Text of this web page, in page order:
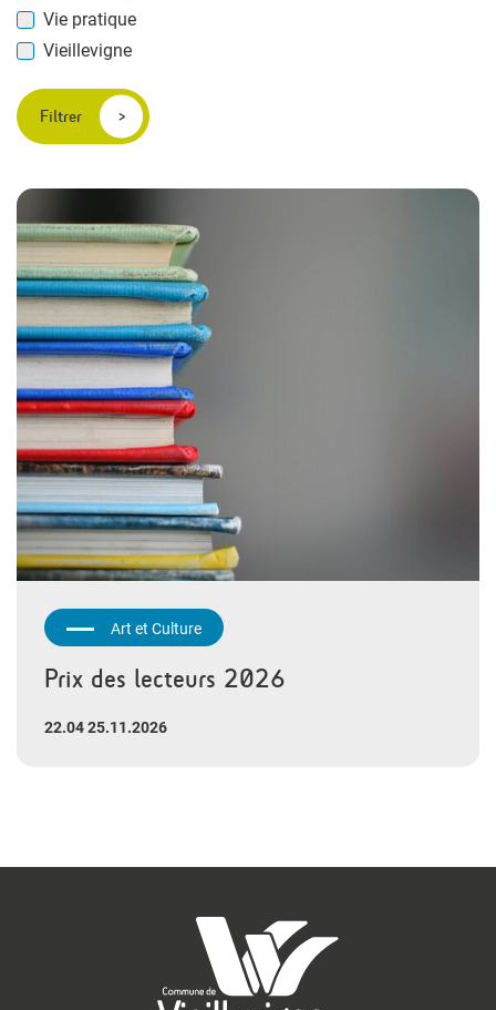
Vie pratique
Vieillevigne
Filtrer
Art et Culture
Prix des lecteurs 2026
22.04 25.11.2026